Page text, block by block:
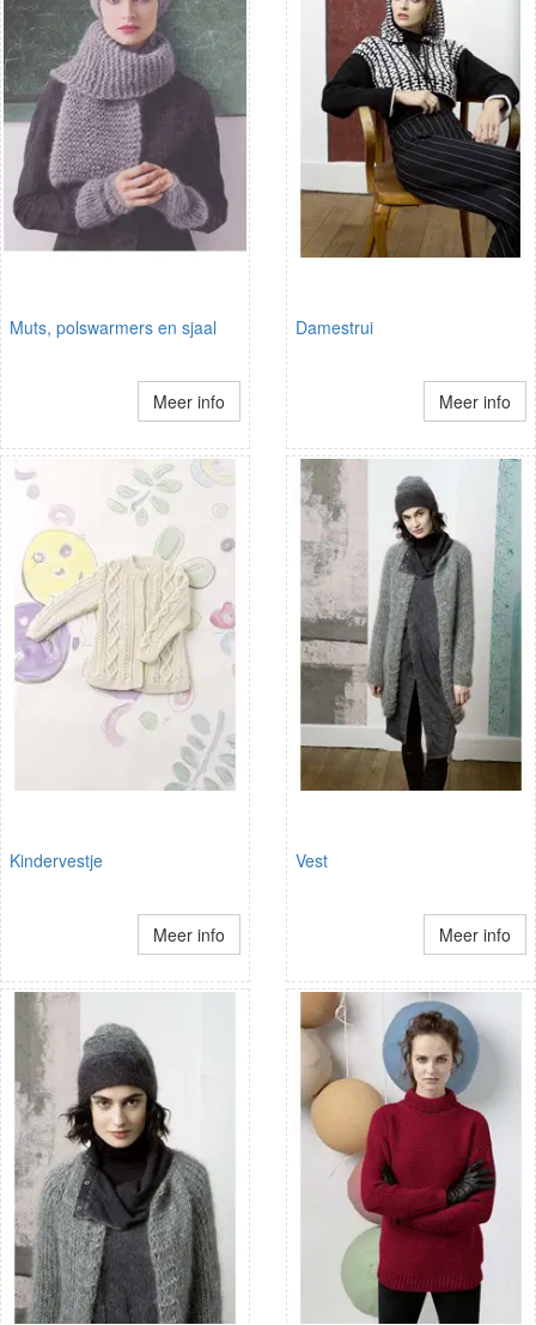
Muts, polswarmers en sjaal
Meer info
Damestrui
Meer info
Kindervestje
Meer info
Vest
Meer info